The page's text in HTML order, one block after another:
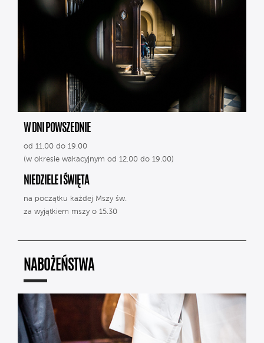
W DNI POWSZEDNIE
od 11.00 do 19.00
(w okresie wakacyjnym od 12.00 do 19.00)
NIEDZIELE I ŚWIĘTA
na początku każdej Mszy św.
za wyjątkiem mszy o 15.30
NABOŻEŃSTWA